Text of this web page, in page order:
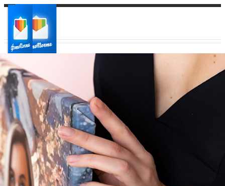
Ваш город:
Ваш регион доставки
Выберите из списка: